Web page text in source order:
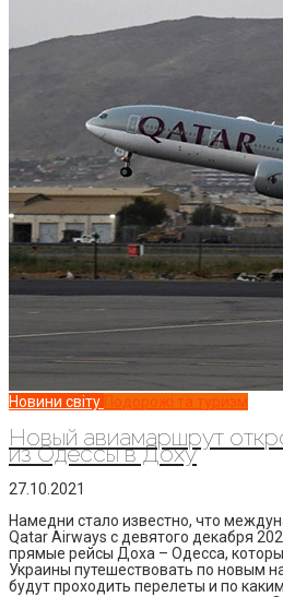
Новини світу Подорожі та туризм
Новый авиамаршрут
из Одессы в Доху
27.10.2021
Намедни стало известно, что
Qatar Airways с девятого декабря
прямые рейсы Доха – Одесса,
Украины путешествовать по новым
будут проходить перелеты и по